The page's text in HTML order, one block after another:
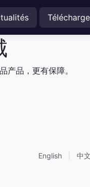
产品，更有保障。
English 中文